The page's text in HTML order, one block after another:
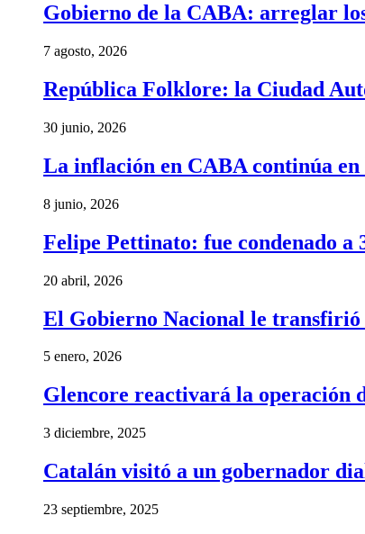
Gobierno de la CABA: arreglar
7 agosto, 2026
República Folklore: la Ciudad
30 junio, 2026
La inflación en CABA continúa
8 junio, 2026
Felipe Pettinato: fue condenado a
20 abril, 2026
El Gobierno Nacional le
5 enero, 2026
Glencore reactivará la operación
3 diciembre, 2025
Catalán visitó a un gobernador
23 septiembre, 2025